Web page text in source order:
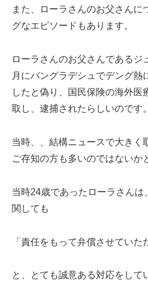
また、ローラさんのお父さんに
グなエピソードもあります。
ローラさんのお父さんであるジ
月にバングラデシュでデング熱
したと偽り、国民保険の海外医
取し、逮捕されたらしいのです。
当時、、結構ニュースで大きく
ご存知の方も多いのではないか
当時24歳であったローラさんは
関しても
「責任をもって弁償させていた
と、とても誠意ある対応をして